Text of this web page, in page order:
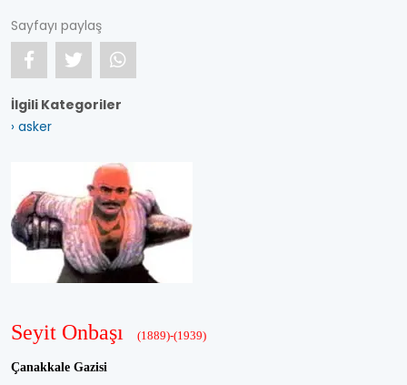
Sayfayı paylaş
İlgili Kategoriler
› asker
Seyit Onbaşı (1889)-(1939)
Çanakkale Gazisi